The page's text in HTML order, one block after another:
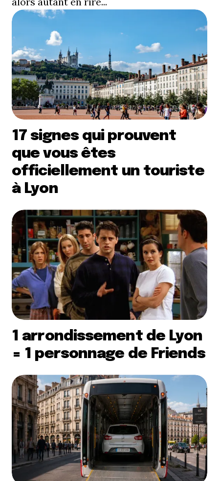
17 signes qui prouvent
que vous êtes
officiellement un touriste
à Lyon
1 arrondissement de Lyon
= 1 personnage de Friends